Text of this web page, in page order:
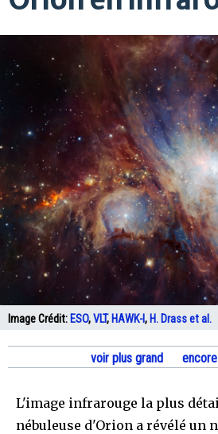
Image Crédit: ESO,VLT, HAWK-I, H. Drasset al.
voir plus grand
L'image infrarouge la plus
nébuleuse d'Orion a révélé un